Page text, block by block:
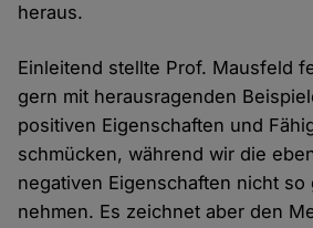
heraus.
Einleitend stellte Prof. Mausfeld
gern mit herausragenden
positiven Eigenschaften und
schmücken, während wir die
negativen Eigenschaften nicht
nehmen. Es zeichnet aber den